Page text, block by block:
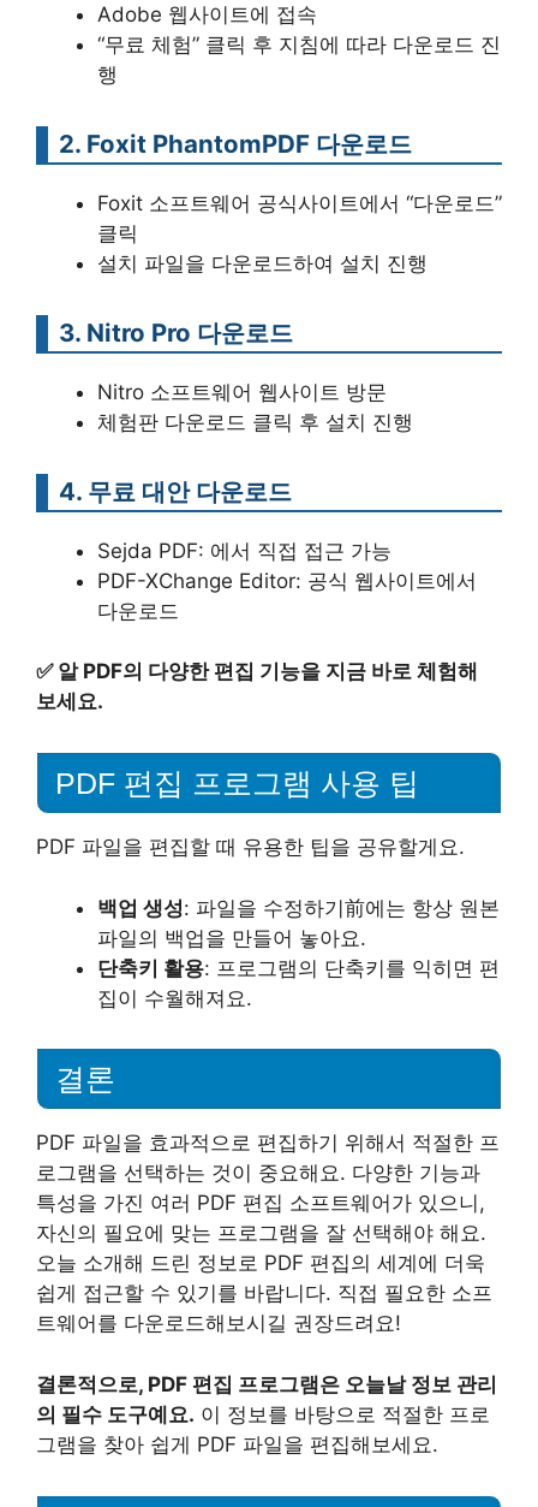
Adobe 웹사이트에 접속
“무료 체험” 클릭 후 지침에 따라 다운로드 진
행
2. Foxit PhantomPDF 다운로드
Foxit 소프트웨어 공식사이트에서 “다운로드”
클릭
설치 파일을 다운로드하여 설치 진행
3. Nitro Pro 다운로드
Nitro 소프트웨어 웹사이트 방문
체험판 다운로드 클릭 후 설치 진행
4. 무료 대안 다운로드
Sejda PDF: 에서 직접 접근 가능
PDF-XChange Editor: 공식 웹사이트에서
다운로드
✅ 알 PDF의 다양한 편집 기능을 지금 바로 체험해
보세요.
PDF 편집 프로그램 사용 팁
PDF 파일을 편집할 때 유용한 팁을 공유할게요.
백업 생성: 파일을 수정하기前에는 항상 원본
파일의 백업을 만들어 놓아요.
단축키 활용: 프로그램의 단축키를 익히면 편
집이 수월해져요.
결론
PDF 파일을 효과적으로 편집하기 위해서 적절한 프
로그램을 선택하는 것이 중요해요. 다양한 기능과
특성을 가진 여러 PDF 편집 소프트웨어가 있으니,
자신의 필요에 맞는 프로그램을 잘 선택해야 해요.
오늘 소개해 드린 정보로 PDF 편집의 세계에 더욱
쉽게 접근할 수 있기를 바랍니다. 직접 필요한 소프
트웨어를 다운로드해보시길 권장드려요!
결론적으로, PDF 편집 프로그램은 오늘날 정보 관리
의 필수 도구예요. 이 정보를 바탕으로 적절한 프로
그램을 찾아 쉽게 PDF 파일을 편집해보세요.